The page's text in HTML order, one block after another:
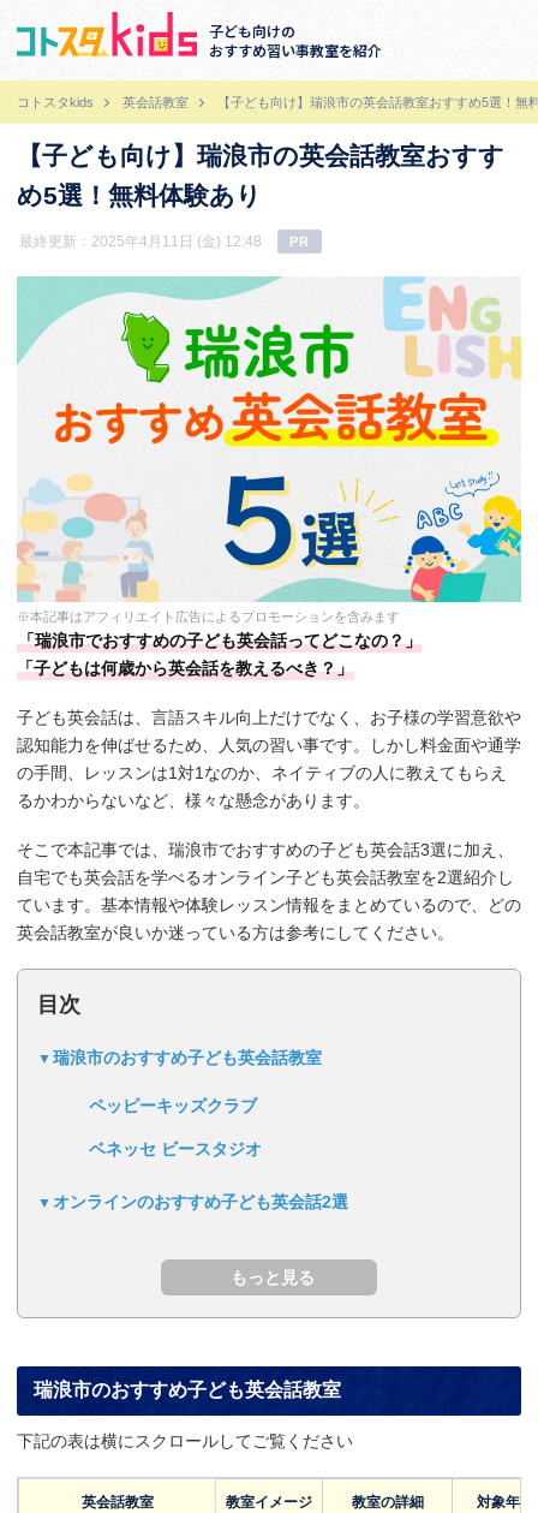
子ども向けの
おすすめ習い事教室を紹介
コトスタkids 英会話教室 【子ども向け】瑞浪市の英会話教室おすすめ5選！無
【子ども向け】瑞浪市の英会話教室おすす
め5選！無料体験あり
最終更新：2025年4月11日 (金) 12:48 PR
※本記事はアフィリエイト広告によるプロモーションを含みます
「瑞浪市でおすすめの子ども英会話ってどこなの？」
「子どもは何歳から英会話を教えるべき？」
子ども英会話は、言語スキル向上だけでなく、お子様の学習意欲や
認知能力を伸ばせるため、人気の習い事です。しかし料金面や通学
の手間、レッスンは1対1なのか、ネイティブの人に教えてもらえ
るかわからないなど、様々な懸念があります。
そこで本記事では、瑞浪市でおすすめの子ども英会話3選に加え、
自宅でも英会話を学べるオンライン子ども英会話教室を2選紹介し
ています。基本情報や体験レッスン情報をまとめているので、どの
英会話教室が良いか迷っている方は参考にしてください。
目次
瑞浪市のおすすめ子ども英会話教室
ペッピーキッズクラブ
ベネッセ ビースタジオ
オンラインのおすすめ子ども英会話2選
瑞浪市のおすすめ子ども英会話教室
下記の表は横にスクロールしてご覧ください
英会話教室 教室イメージ 教室の詳細 対象年齢